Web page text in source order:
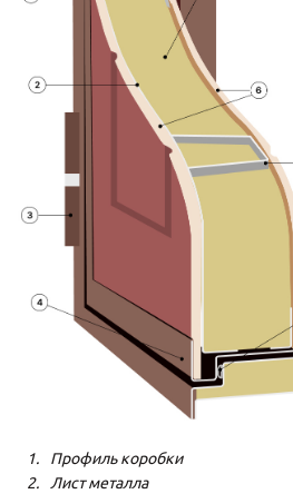
Профиль коробки
Лист металла